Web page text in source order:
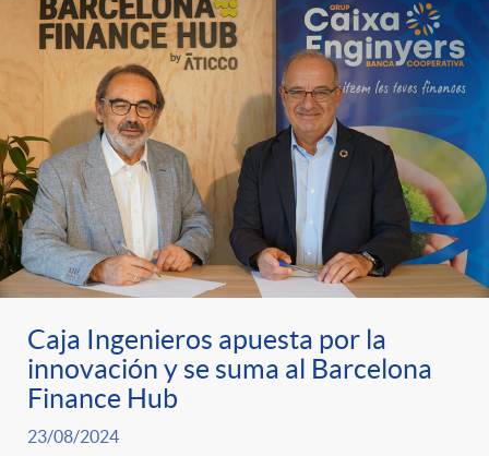
o
i
a
s
Caja Ingenieros apuesta por la
innovación y se suma al Barcelona
Finance Hub
23/08/2024